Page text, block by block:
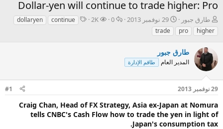
Dollar-yen will continue to trade higher: Pro
ب
ا
د
ئ
ا
م
و
ض
ع
طارق جبور
ت
ا
ر
خ
ا
ب
29 نوفمبر 2013
ا0
ا
ا
2K
ا continue
dollaryen
higher
pro
trade
طارق جبور
المدير العام طاقم الإدارة
29 نوفمبر 2013 #1
Craig Chan, Head of FX Strategy, Asia ex-Japan at Nomura
tells CNBC's Cash Flow how to trade the yen in light of
Japan's consumption tax.